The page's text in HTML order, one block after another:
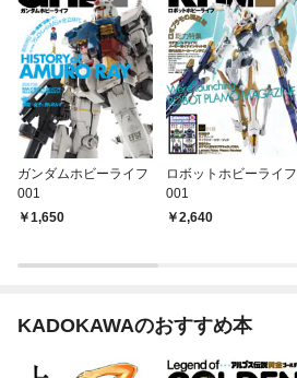
ガンダムホビーライフ
001
1,650
ロボットホビーライフ
001
2,640
KADOKAWAのおすすめ本